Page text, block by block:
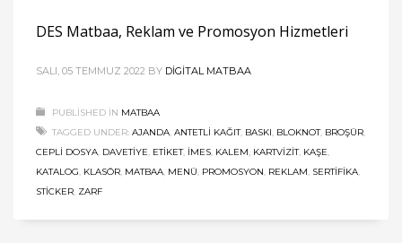
DES Matbaa, Reklam ve Promosyon Hizmetleri
SALI, 05 TEMMUZ 2022 BY DIGITAL MATBAA
PUBLISHED IN MATBAA
TAGGED UNDER: AJANDA, ANTETLI KAĞIT, BASKI, BLOKNOT, BROŞÜR,
CEPLI DOSYA, DAVETIYE, ETIKET, İMES, KALEM, KARTVIZIT, KAŞE,
KATALOG, KLASÖR, MATBAA, MENÜ, PROMOSYON, REKLAM, SERTIFIKA,
STICKER, ZARF